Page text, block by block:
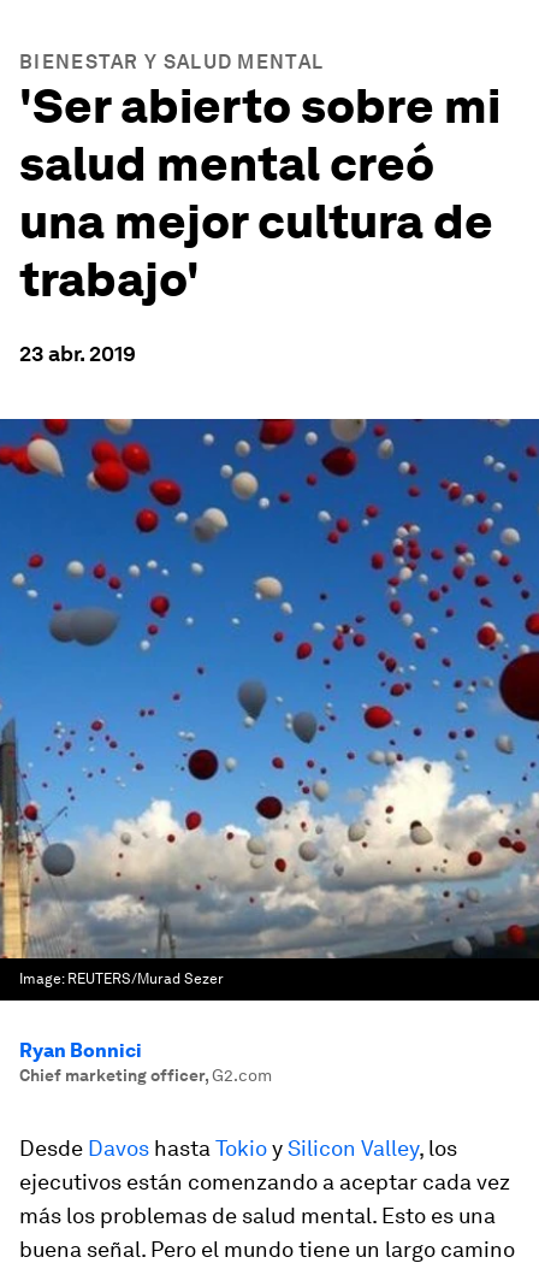
BIENESTAR Y SALUD MENTAL
'Ser abierto sobre mi
salud mental creó
una mejor cultura de
trabajo'
23 abr. 2019
Image: REUTERS/Murad Sezer
Ryan Bonnici
Chief marketing officer,G2.com
Desde Davos hasta TokioySilicon Valley, los
ejecutivos están comenzando a aceptar cada vez
más los problemas de salud mental. Esto es una
buena señal. Pero el mundo tiene un largo camino